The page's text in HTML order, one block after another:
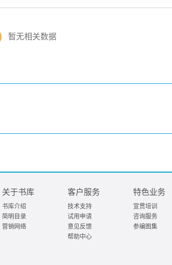
暂无相关数据
关于书库
书库介绍
简明目录
营销网络
客户服务
技术支持
试用申请
意见反馈
帮助中心
特色业务
宣贯培训
咨询服务
参编图集